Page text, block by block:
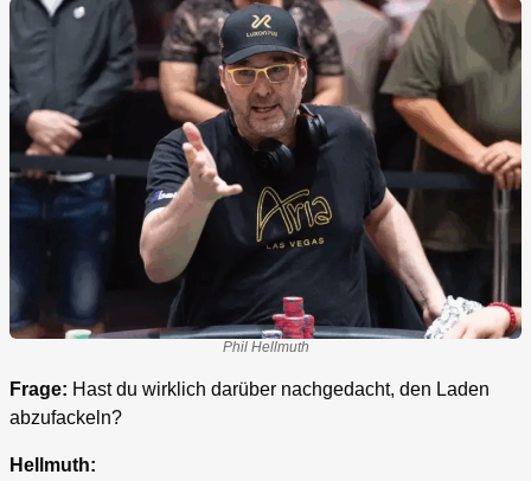
Phil Hellmuth
Frage: Hast du wirklich darüber nachgedacht, den Laden
abzufackeln?
Hellmuth: